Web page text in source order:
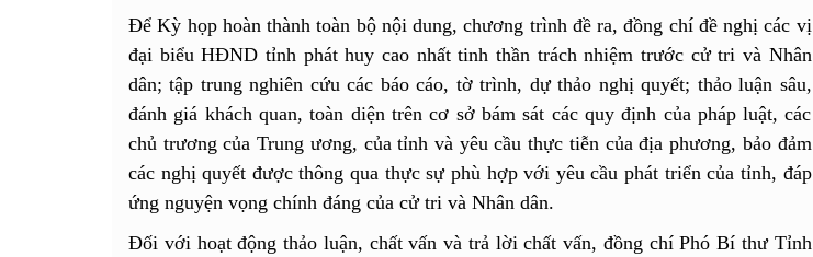
Để Kỳ họp hoàn thành toàn bộ nội dung, chương trình đề ra, đồng chí đề nghị các vị
đại biểu HĐND tỉnh phát huy cao nhất tinh thần trách nhiệm trước cử tri và Nhân
dân; tập trung nghiên cứu các báo cáo, tờ trình, dự thảo nghị quyết; thảo luận sâu,
đánh giá khách quan, toàn diện trên cơ sở bám sát các quy định của pháp luật, các
chủ trương của Trung ương, của tỉnh và yêu cầu thực tiễn của địa phương, bảo đảm
các nghị quyết được thông qua thực sự phù hợp với yêu cầu phát triển của tỉnh, đáp
ứng nguyện vọng chính đáng của cử tri và Nhân dân.
Đối với hoạt động thảo luận, chất vấn và trả lời chất vấn, đồng chí Phó Bí thư Tỉnh